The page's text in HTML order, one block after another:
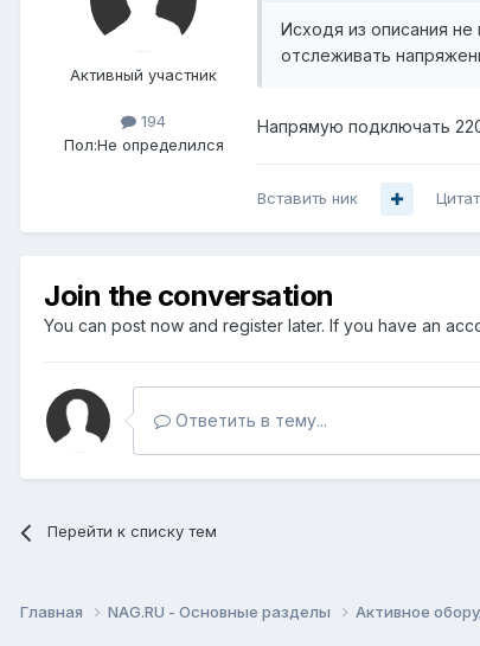
Активный участник
194
Пол:Не определился
Исходя из описания
отслеживать
Напрямую подключать
Вставить ник
Join the conversation
You can post now and register later. If you have an
Ответить в тему...
Перейти к списку тем
Главная NAG.RU - Основные разделы Активное